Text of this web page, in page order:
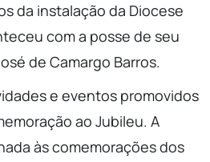
da instalação da Diocese
com a posse de seu
de Camargo Barros.
e eventos promovidos
ao Jubileu. A
às comemorações dos